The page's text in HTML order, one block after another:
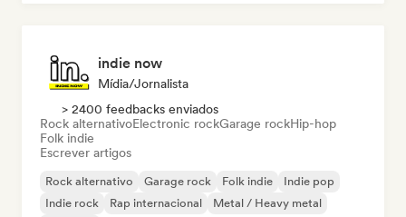
indie now
Mídia/Jornalista
> 2400 feedbacks enviados
Rock alternativoElectronic rockGarage rockHip-hop
Folk indie
Escrever artigos
Rock alternativo Garage rock Folk indie
Indie pop
Indie rock
Rap internacional
Metal / Heavy metal